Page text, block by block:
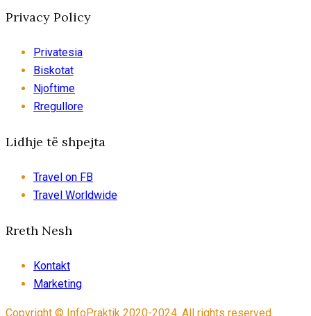
Privacy Policy
Privatesia
Biskotat
Njoftime
Rregullore
Lidhje të shpejta
Travel on FB
Travel Worldwide
Rreth Nesh
Kontakt
Marketing
Copyright © InfoPraktik 2020-2024. All rights reserved